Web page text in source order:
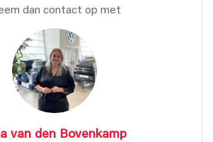
dan contact op met
van den Bovenkamp